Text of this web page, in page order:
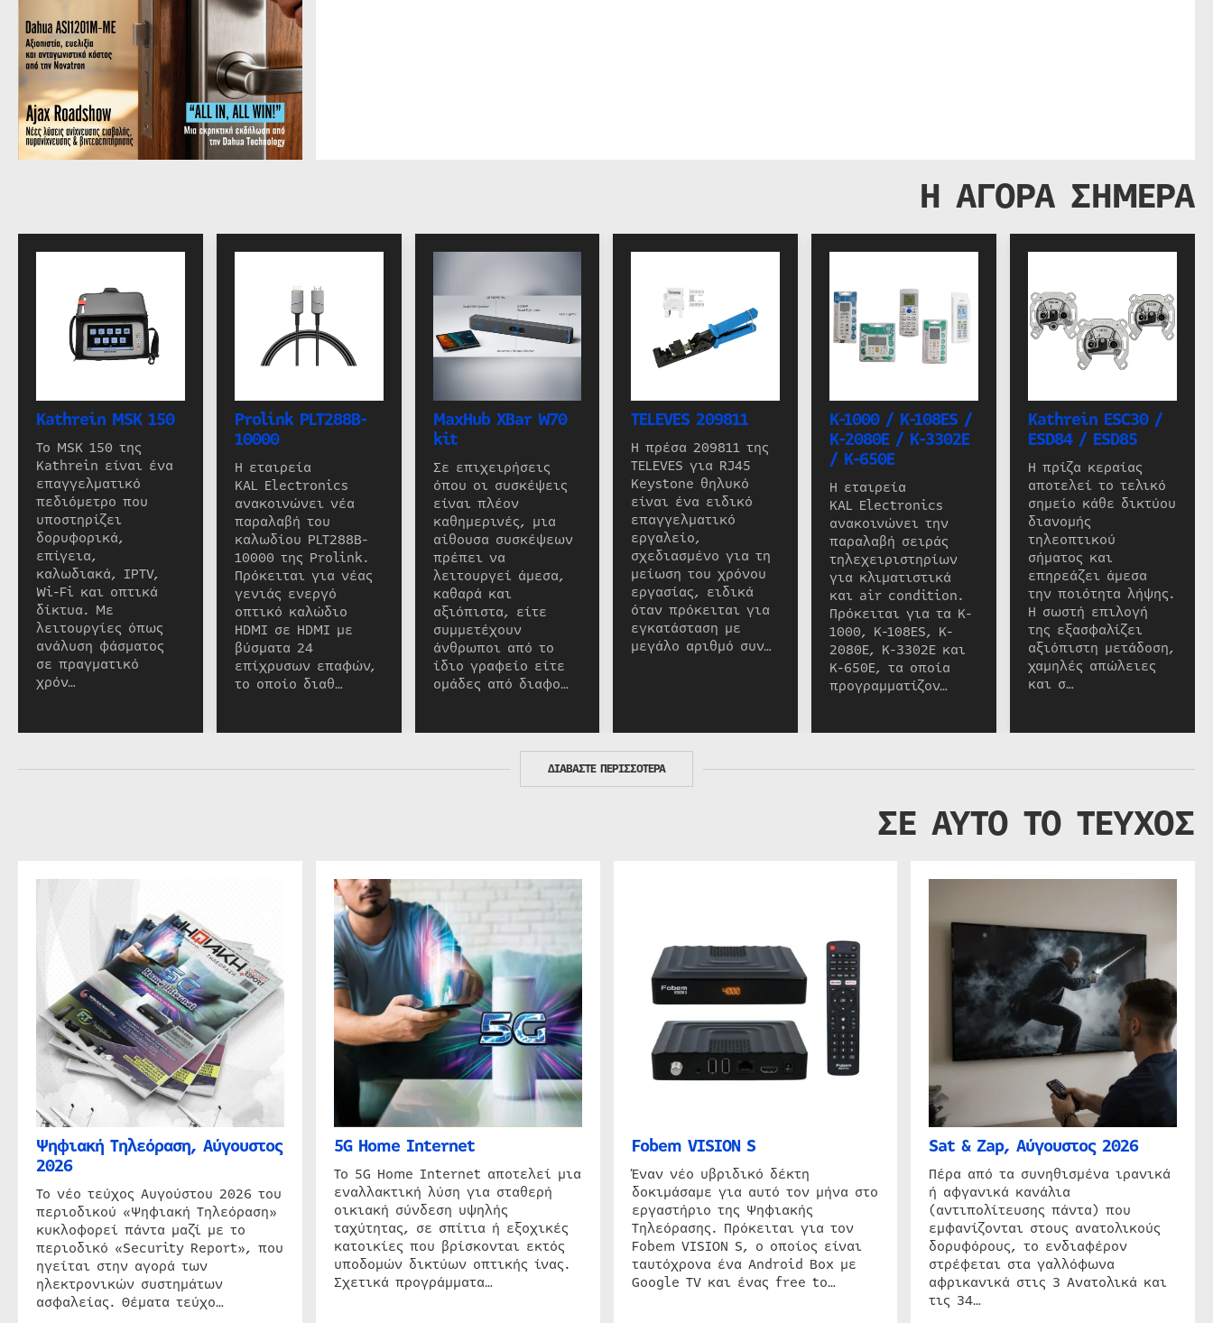
Η ΑΓΟΡΑ ΣΗΜΕΡΑ
Kathrein MSK 150
Το MSK 150 της
Kathrein είναι ένα
επαγγελματικό
πεδιόμετρο που
υποστηρίζει
δορυφορικά,
επίγεια,
καλωδιακά, IPTV,
Wi-Fi και οπτικά
δίκτυα. Με
λειτουργίες όπως
ανάλυση φάσματος
σε πραγματικό
χρόν…
Prolink PLT288B-
10000
Η εταιρεία
KAL Electronics
ανακοινώνει νέα
παραλαβή του
καλωδίου PLT288B-
10000 της Prolink.
Πρόκειται για νέας
γενιάς ενεργό
οπτικό καλώδιο
HDMI σε HDMI με
βύσματα 24
επίχρυσων επαφών,
το οποίο διαθ…
MaxHub XBar W70
kit
Σε επιχειρήσεις
όπου οι συσκέψεις
είναι πλέον
καθημερινές, μια
αίθουσα συσκέψεων
πρέπει να
λειτουργεί άμεσα,
καθαρά και
αξιόπιστα, είτε
συμμετέχουν
άνθρωποι από το
ίδιο γραφείο είτε
ομάδες από διαφο…
TELEVES 209811
Η πρέσα 209811 της
TELEVES για RJ45
Keystone θηλυκό
είναι ένα ειδικό
επαγγελματικό
εργαλείο,
σχεδιασμένο για τη
μείωση του χρόνου
εργασίας, ειδικά
όταν πρόκειται για
εγκατάσταση με
μεγάλο αριθμό συν…
K-1000 / K-108ES /
K-2080E / K-3302E
/ K-650E
Η εταιρεία
KAL Electronics
ανακοινώνει την
παραλαβή σειράς
τηλεχειριστηρίων
για κλιματιστικά
και air condition.
Πρόκειται για τα K-
1000, K-108ES, K-
2080E, K-3302E και
K-650E, τα οποία
προγραμματίζον…
Kathrein ESC30 /
ESD84 / ESD85
Η πρίζα κεραίας
αποτελεί το τελικό
σημείο κάθε δικτύου
διανομής
τηλεοπτικού
σήματος και
επηρεάζει άμεσα
την ποιότητα λήψης.
Η σωστή επιλογή
της εξασφαλίζει
αξιόπιστη μετάδοση,
χαμηλές απώλειες
και σ…
ΔΙΑΒΑΣΤΕ ΠΕΡΙΣΣΟΤΕΡΑ
ΣΕ ΑΥΤΟ ΤΟ ΤΕΥΧΟΣ
Ψηφιακή Τηλεόραση, Αύγουστος
2026
Το νέο τεύχος Αυγούστου 2026 του
περιοδικού «Ψηφιακή Τηλεόραση»
κυκλοφορεί πάντα μαζί με το
περιοδικό «Security Report», που
ηγείται στην αγορά των
ηλεκτρονικών συστημάτων
ασφαλείας. Θέματα τεύχο…
5G Home Internet
Το 5G Home Internet αποτελεί μια
εναλλακτική λύση για σταθερή
οικιακή σύνδεση υψηλής
ταχύτητας, σε σπίτια ή εξοχικές
κατοικίες που βρίσκονται εκτός
υποδομών δικτύων οπτικής ίνας.
Σχετικά προγράμματα…
Fobem VISION S
Έναν νέο υβριδικό δέκτη
δοκιμάσαμε για αυτό τον μήνα στο
εργαστήριο της Ψηφιακής
Τηλεόρασης. Πρόκειται για τον
Fobem VISION S, ο οποίος είναι
ταυτόχρονα ένα Android Box με
Google TV και ένας free to…
Sat & Zap, Αύγουστος 2026
Πέρα από τα συνηθισμένα ιρανικά
ή αφγανικά κανάλια
(αντιπολίτευσης πάντα) που
εμφανίζονται στους ανατολικούς
δορυφόρους, το ενδιαφέρον
στρέφεται στα γαλλόφωνα
αφρικανικά στις 3 Ανατολικά και
τις 34…